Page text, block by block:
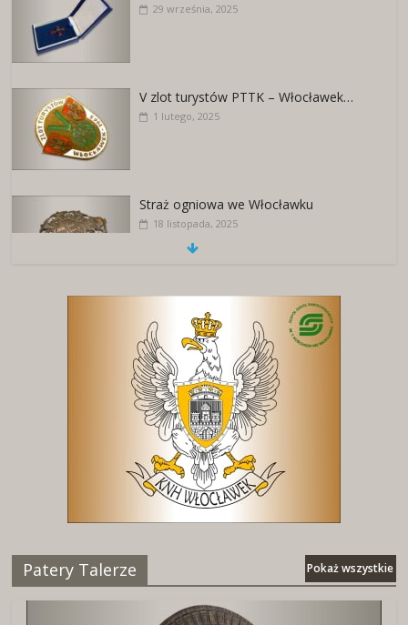
29 września, 2025
V zlot turystów PTTK – Włocławek…
1 lutego, 2025
Straż ogniowa we Włocławku
18 listopada, 2025
Patery Talerze Pokaż wszystkie